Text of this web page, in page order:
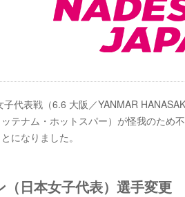
代表戦（6.6 大阪／YANMAR
テナム・ホットスパー）が怪我のため
になりました。
（日本女子代表）選手変更